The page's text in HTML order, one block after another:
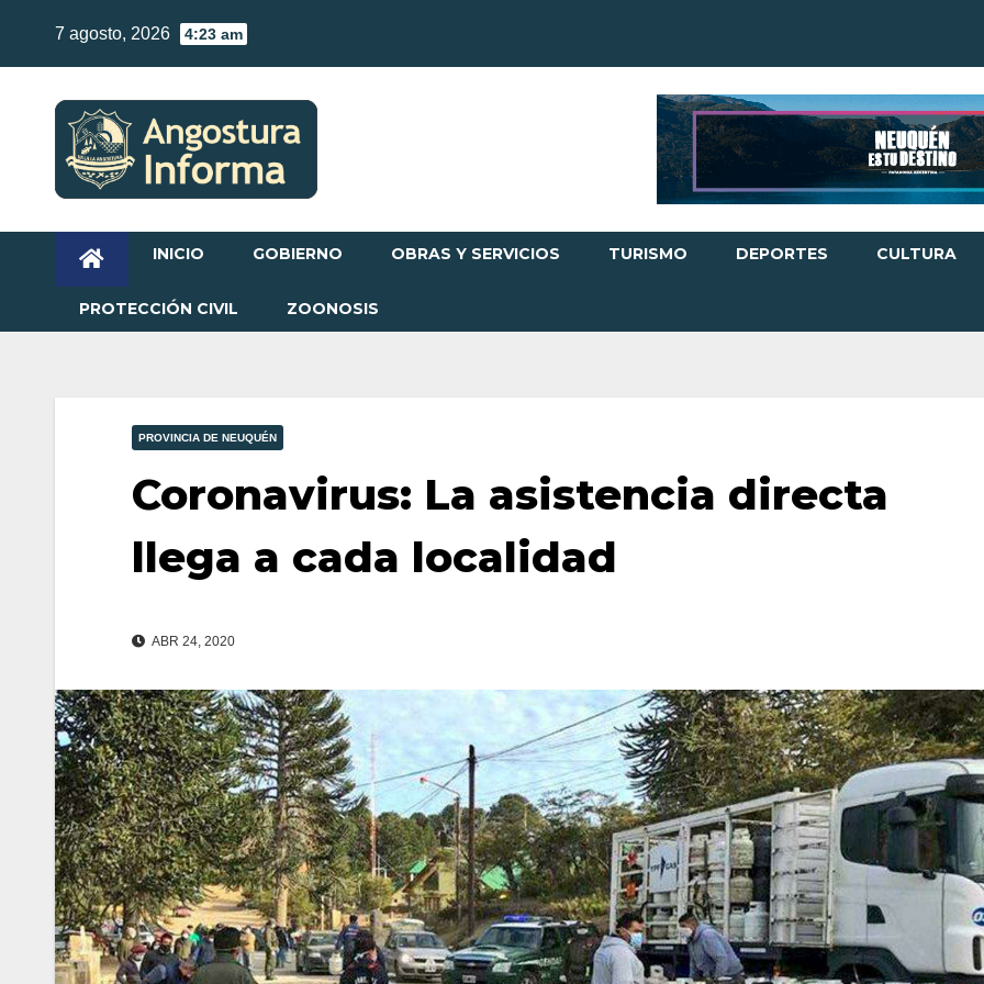
content
7 agosto, 2026 4:23 am
INICIO GOBIERNO OBRAS Y SERVICIOS TURISMO DEPORTES CULTURA
PROTECCIÓN CIVIL ZOONOSIS
PROVINCIA DE NEUQUÉN
Coronavirus: La asistencia directa
llega a cada localidad
ABR 24, 2020